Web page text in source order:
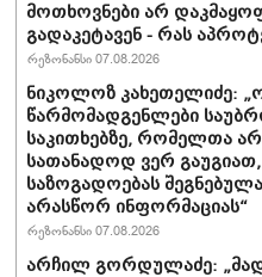
მოთხოვნები არ
გადაკეტავენ - რას
რეზონანსი 07.08.2026
ნიკოლოზ კახეთელიძე:
წარმომადგენლები
საკითხებზე, რომელთა
სათანადოდ ვერ გაუგიათ,
საზოგადოებას
არასწორ ინფორმაციას“
რეზონანსი 07.08.2026
არჩილ გორდულაძე: